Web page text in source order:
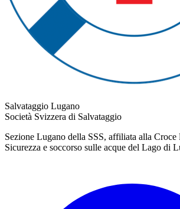
Salvataggio Lugano
Società Svizzera di Salvataggio
Sezione Lugano della SSS, affiliata alla Croce
Sicurezza e soccorso sulle acque del Lago di